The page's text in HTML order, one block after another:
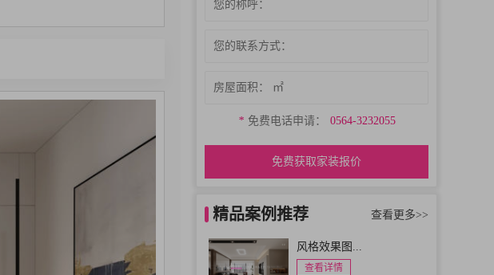
* 免费电话申请： 0564-3232055
免费获取家装报价
精品案例推荐 查看更多>>
风格效果图...
查看详情